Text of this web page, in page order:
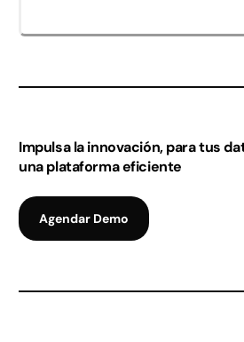
Impulsa la innovación, para tus
una plataforma eficiente
Agendar Demo